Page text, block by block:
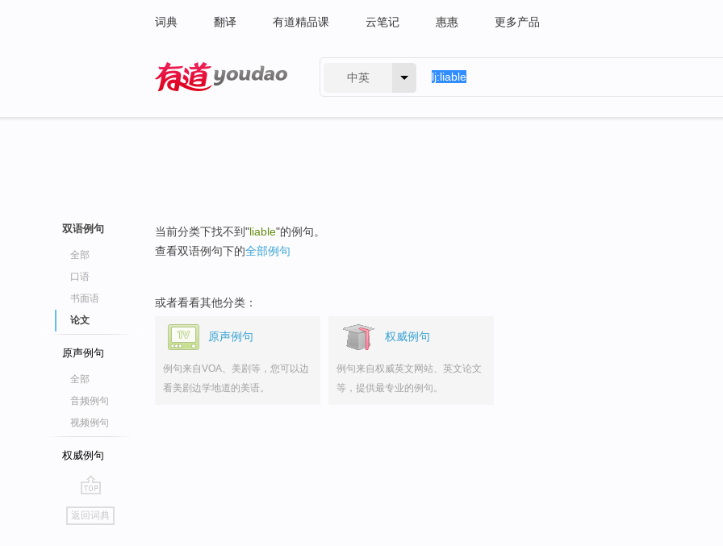
词典 翻译 有道精品课 云笔记 惠惠 更多产品
中英
双语例句
全部
口语
书面语
论文
原声例句
全部
音频例句
视频例句
权威例句
go
top
返回词典
当前分类下找不到"liable"的例句。
查看双语例句下的全部例句
或者看看其他分类：
原声例句
例句来自VOA、美剧等，您可以边
看美剧边学地道的美语。
权威例句
例句来自权威英文网站、英文论文
等，提供最专业的例句。